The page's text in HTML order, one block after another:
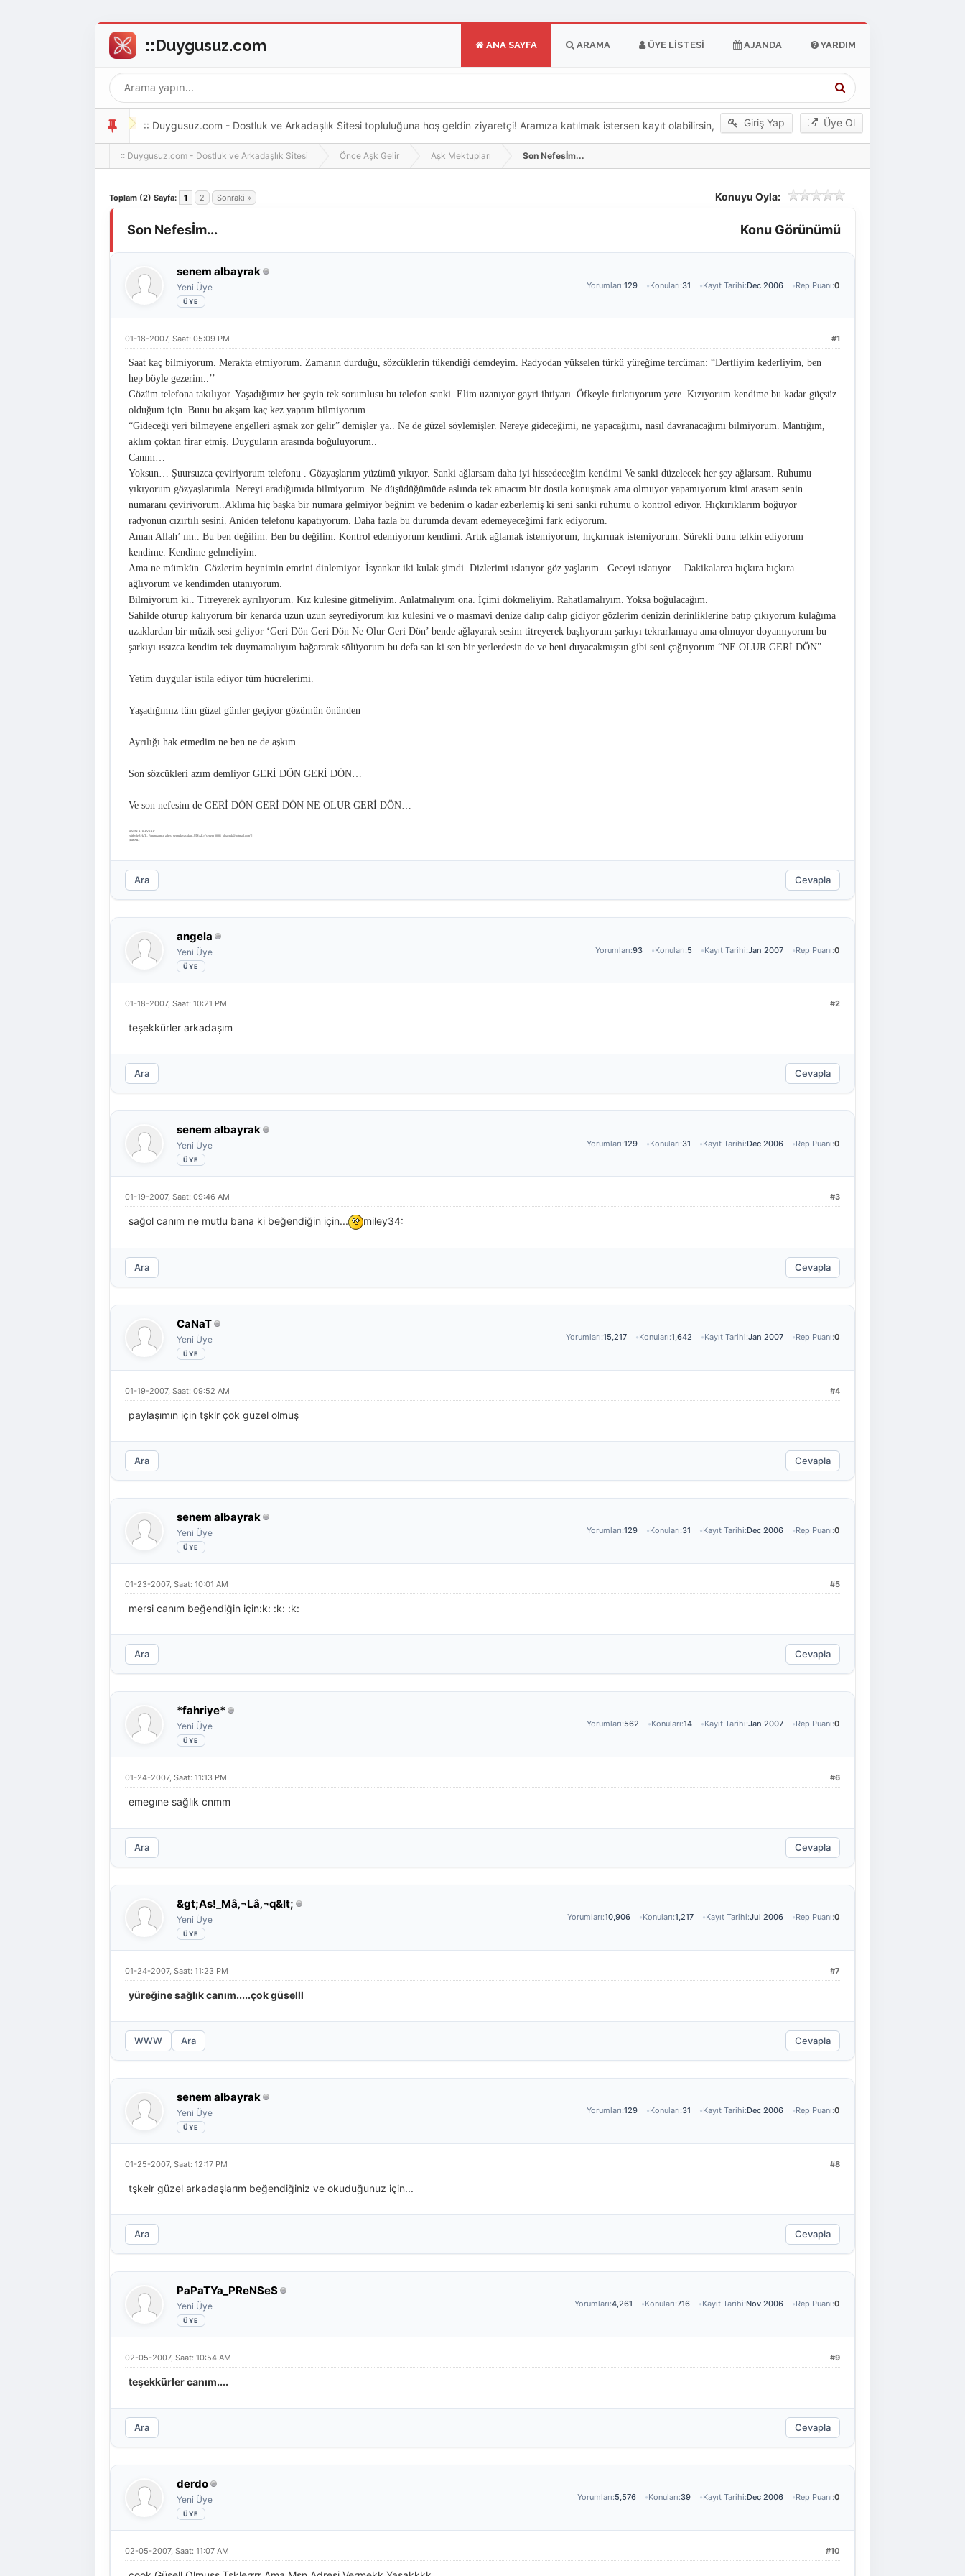
ANA SAYFA ARAMA ÜYE LISTESI AJANDA YARDIM
Giriş Yap Üye Ol
:: Duygusuz.com - Dostluk ve Arkadaşlık Sitesi topluluğuna hoş geldin ziyaretçi! Aramıza katılmak istersen kayıt olabilirsin,
oldukça kolay ve zahmetsizdir.
:: Duygusuz.com - Dostluk ve Arkadaşlık Sitesi Önce Aşk Gelir Aşk Mektupları Son Nefesİm...
Toplam (2) Sayfa: 1 2 Sonraki » Konuyu Oyla:
Derecelendirme: 0/5 - 0 oy
Konu Görünümü
Son Nefesİm...
senem albayrak
Yeni Üye Yorumları:129 Konuları:31 Kayıt Tarihi:Dec 2006 Rep Puanı:0
#1
01-18-2007, Saat: 05:09 PM
Saat kaç bilmiyorum. Merakta etmiyorum. Zamanın durduğu, sözcüklerin tükendiği demdeyim. Radyodan yükselen türkü yüreğime tercüman: “Dertliyim kederliyim, ben
hep böyle gezerim..’’
Gözüm telefona takılıyor. Yaşadığımız her şeyin tek sorumlusu bu telefon sanki. Elim uzanıyor gayri ihtiyarı. Öfkeyle fırlatıyorum yere. Kızıyorum kendime bu kadar güçsüz
olduğum için. Bunu bu akşam kaç kez yaptım bilmiyorum.
“Gideceği yeri bilmeyene engelleri aşmak zor gelir” demişler ya.. Ne de güzel söylemişler. Nereye gideceğimi, ne yapacağımı, nasıl davranacağımı bilmiyorum. Mantığım,
aklım çoktan firar etmiş. Duyguların arasında boğuluyorum..
Canım…
Yoksun… Şuursuzca çeviriyorum telefonu . Gözyaşlarım yüzümü yıkıyor. Sanki ağlarsam daha iyi hissedeceğim kendimi Ve sanki düzelecek her şey ağlarsam. Ruhumu
yıkıyorum gözyaşlarımla. Nereyi aradığımıda bilmiyorum. Ne düşüdüğümüde aslında tek amacım bir dostla konuşmak ama olmuyor yapamıyorum kimi arasam senin
numaranı çeviriyorum..Aklıma hiç başka bir numara gelmiyor beğnim ve bedenim o kadar ezberlemiş ki seni sanki ruhumu o kontrol ediyor. Hıçkırıklarım boğuyor
radyonun cızırtılı sesini. Aniden telefonu kapatıyorum. Daha fazla bu durumda devam edemeyeceğimi fark ediyorum.
Aman Allah’ ım.. Bu ben değilim. Ben bu değilim. Kontrol edemiyorum kendimi. Artık ağlamak istemiyorum, hıçkırmak istemiyorum. Sürekli bunu telkin ediyorum
kendime. Kendime gelmeliyim.
Ama ne mümkün. Gözlerim beynimin emrini dinlemiyor. İsyankar iki kulak şimdi. Dizlerimi ıslatıyor göz yaşlarım.. Geceyi ıslatıyor… Dakikalarca hıçkıra hıçkıra
ağlıyorum ve kendimden utanıyorum.
Bilmiyorum ki.. Titreyerek ayrılıyorum. Kız kulesine gitmeliyim. Anlatmalıyım ona. İçimi dökmeliyim. Rahatlamalıyım. Yoksa boğulacağım.
Sahilde oturup kalıyorum bir kenarda uzun uzun seyrediyorum kız kulesini ve o masmavi denize dalıp dalıp gidiyor gözlerim denizin derinliklerine batıp çıkıyorum kulağıma
uzaklardan bir müzik sesi geliyor ‘Geri Dön Geri Dön Ne Olur Geri Dön’ bende ağlayarak sesim titreyerek başlıyorum şarkıyı tekrarlamaya ama olmuyor doyamıyorum bu
şarkıyı ıssızca kendim tek duymamalıyım bağararak sölüyorum bu defa san ki sen bir yerlerdesin de ve beni duyacakmışsın gibi seni çağrıyorum “NE OLUR GERİ DÖN”
Yetim duygular istila ediyor tüm hücrelerimi.
Yaşadığımız tüm güzel günler geçiyor gözümün önünden
Ayrılığı hak etmedim ne ben ne de aşkım
Son sözcükleri azım demliyor GERİ DÖN GERİ DÖN…
Ve son nefesim de GERİ DÖN GERİ DÖN NE OLUR GERİ DÖN…
SENEM ALBAYRAK
editbySeRHaT .. Forumda msn adresı vermek yasaktır...[EMAIL="senem_0081_albayrak@hotmail.com"]
[/EMAIL]
Ara Cevapla
angela
Yeni Üye Yorumları:93 Konuları:5 Kayıt Tarihi:Jan 2007 Rep Puanı:0
#2
01-18-2007, Saat: 10:21 PM
teşekkürler arkadaşım
Ara Cevapla
senem albayrak
Yeni Üye Yorumları:129 Konuları:31 Kayıt Tarihi:Dec 2006 Rep Puanı:0
#3
01-19-2007, Saat: 09:46 AM
sağol canım ne mutlu bana ki beğendiğin için... miley34:
Ara Cevapla
CaNaT
Yeni Üye Yorumları:15,217 Konuları:1,642 Kayıt Tarihi:Jan 2007 Rep Puanı:0
#4
01-19-2007, Saat: 09:52 AM
paylaşımın için tşklr çok güzel olmuş
Ara Cevapla
senem albayrak
Yeni Üye Yorumları:129 Konuları:31 Kayıt Tarihi:Dec 2006 Rep Puanı:0
#5
01-23-2007, Saat: 10:01 AM
mersi canım beğendiğin için:k: :k: :k:
Ara Cevapla
*fahriye*
Yeni Üye Yorumları:562 Konuları:14 Kayıt Tarihi:Jan 2007 Rep Puanı:0
#6
01-24-2007, Saat: 11:13 PM
emegıne sağlık cnmm
Ara Cevapla
&gt;As!_Mâ‚¬Lâ‚¬q&lt;
Yeni Üye Yorumları:10,906 Konuları:1,217 Kayıt Tarihi:Jul 2006 Rep Puanı:0
#7
01-24-2007, Saat: 11:23 PM
yüreğine sağlık canım.....çok güselll
WWW Ara Cevapla
senem albayrak
Yeni Üye Yorumları:129 Konuları:31 Kayıt Tarihi:Dec 2006 Rep Puanı:0
#8
01-25-2007, Saat: 12:17 PM
tşkelr güzel arkadaşlarım beğendiğiniz ve okuduğunuz için...
Ara Cevapla
PaPaTYa_PReNSeS
Yeni Üye Yorumları:4,261 Konuları:716 Kayıt Tarihi:Nov 2006 Rep Puanı:0
#9
02-05-2007, Saat: 10:54 AM
teşekkürler canım....
Ara Cevapla
derdo
Yeni Üye Yorumları:5,576 Konuları:39 Kayıt Tarihi:Dec 2006 Rep Puanı:0
#10
02-05-2007, Saat: 11:07 AM